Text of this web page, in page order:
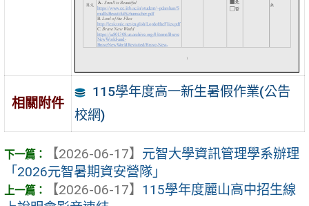
相關附件
115學年度高一新生暑假作業(公告
校網)
【2026-06-17】 元智大學資訊管理學系辦理
「2026元智暑期資安營隊」
【2026-06-17】 115學年度麗山高中招生線